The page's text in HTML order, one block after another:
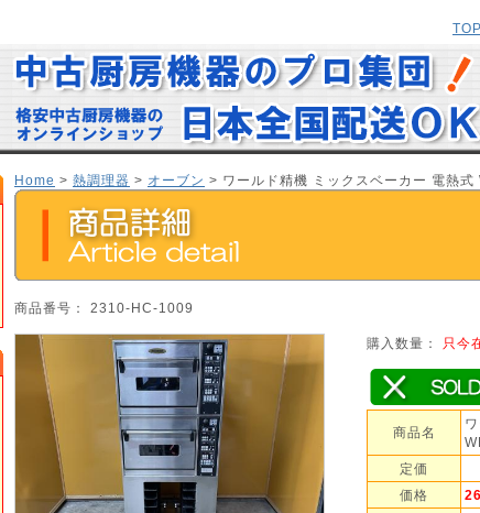
TOP
Home > 熱調理器 > オーブン > ワールド精機 ミックスベーカー 電熱
商品番号： 2310-HC-1009
購入数量： 只今
商品名
定価
価格